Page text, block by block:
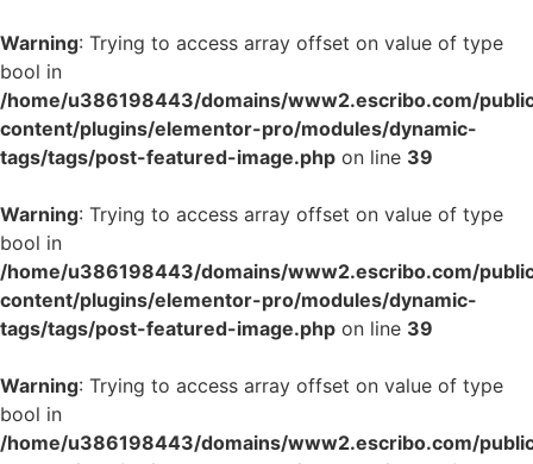
Warning: Trying to access array offset on value of type
bool in
/home/u386198443/domains/www2.escribo.com/
content/plugins/elementor-pro/modules/dynamic-
tags/tags/post-featured-image.php on line 39
Warning: Trying to access array offset on value of type
bool in
/home/u386198443/domains/www2.escribo.com/
content/plugins/elementor-pro/modules/dynamic-
tags/tags/post-featured-image.php on line 39
Warning: Trying to access array offset on value of type
bool in
/home/u386198443/domains/www2.escribo.com/